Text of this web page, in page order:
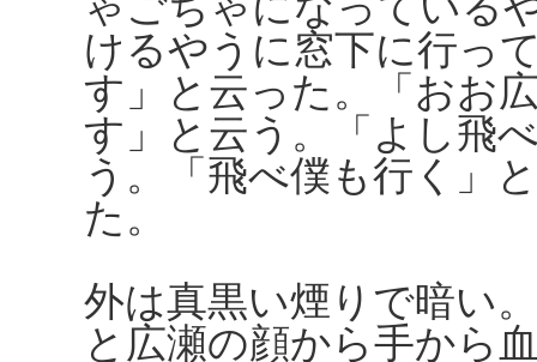
けるやうに窓下に行っ
す」と云った。「おお
す」と云う。「よし飛
う。「飛べ僕も行く」
た。
外は真黒い煙りで暗い
と広瀬の顔から手から